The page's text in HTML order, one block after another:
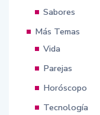
Sabores
Más Temas
Vida
Parejas
Horóscopo
Tecnología